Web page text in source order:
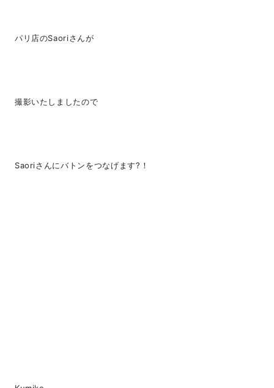
パリ店のSaoriさんが
撮影いたしましたので
Saoriさんにバトンをつなげます?！